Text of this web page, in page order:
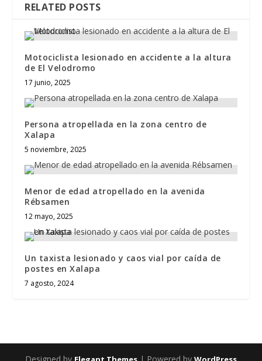
RELATED POSTS
Motociclista lesionado en accidente a la altura
de El Velodromo
17 junio, 2025
Persona atropellada en la zona centro de
Xalapa
5 noviembre, 2025
Menor de edad atropellado en la avenida
Rébsamen
12 mayo, 2025
Un taxista lesionado y caos vial por caída de
postes en Xalapa
7 agosto, 2024